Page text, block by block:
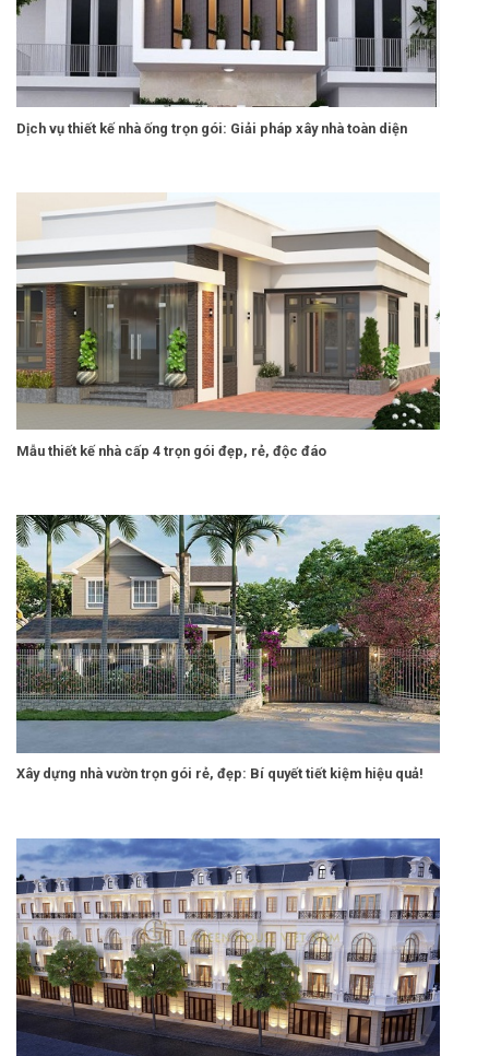
Dịch vụ thiết kế nhà ống trọn gói: Giải pháp xây nhà toàn diện
Mẫu thiết kế nhà cấp 4 trọn gói đẹp, rẻ, độc đáo
Xây dựng nhà vườn trọn gói rẻ, đẹp: Bí quyết tiết kiệm hiệu quả!